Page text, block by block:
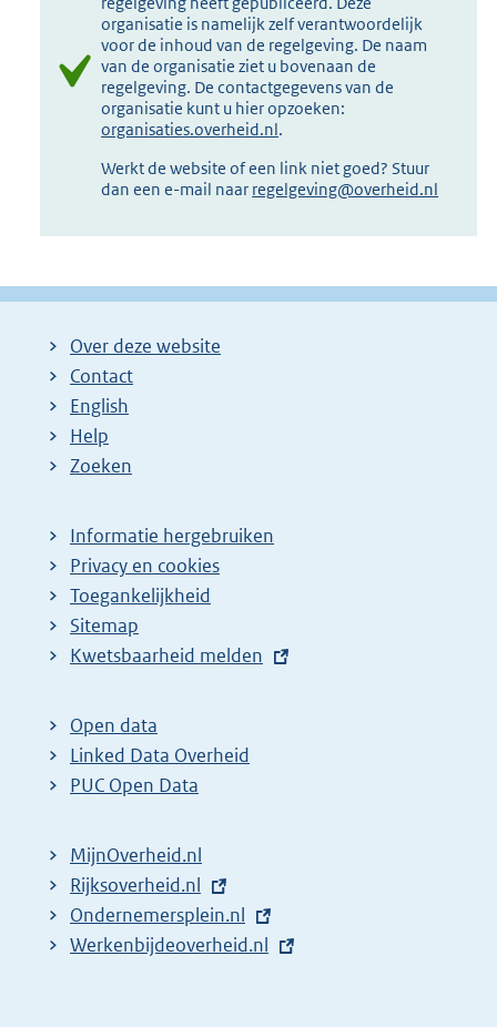
organisatie is namelijk zelf verantwoordelijk
voor de inhoud van de regelgeving. De naam
van de organisatie ziet u bovenaan de
regelgeving. De contactgegevens van de
organisatie kunt u hier opzoeken:
organisaties.overheid.nl.
Werkt de website of een link niet goed? Stuur
dan een e-mail naar regelgeving@overheid.nl
Over deze website
Contact
English
Help
Zoeken
Informatie hergebruiken
Privacy en cookies
Toegankelijkheid
Sitemap
E
t
e
r
l
i
n
k
Kwetsbaarheid melden
Open data
Linked Data Overheid
PUC Open Data
MijnOverheid.nl
E
x
t
Rijksoverheid.nl
E
x
Ondernemersplein.nl
E
Werkenbijdeoverheid.nl